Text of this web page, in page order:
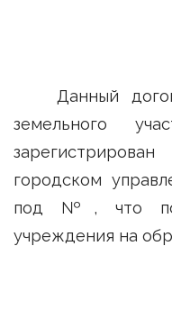
Данный
земельного
городском
под №, что
учреждения на